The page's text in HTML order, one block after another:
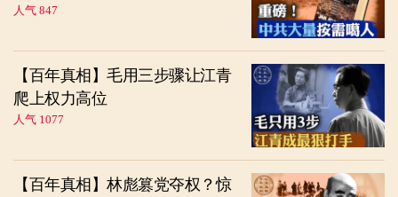
人气 847
【百年真相】毛用三步骤让江青
爬上权力高位
人气 1077
【百年真相】林彪篡党夺权？惊